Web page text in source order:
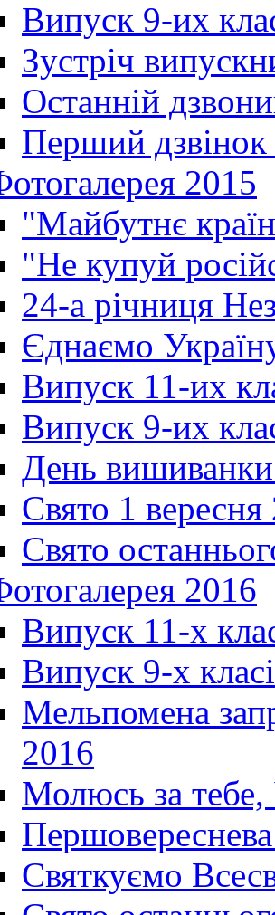
Випуск 9-их
Зустріч
Останній
Перший
2015
"Майбутнє
"Не купуй
24-а річниця
Єднаємо
Випуск 11-их
Випуск 9-их
День
Свято 1 вересня
Свято
2016
Випуск 11-х
Випуск 9-х
Мельпомена
2016
Молюсь за тебе,
Святкуємо